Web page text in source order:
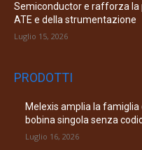
Semiconductor e rafforza la
ATE e della strumentazione
Luglio 15, 2026
PRODOTTI
Melexis amplia la
bobina singola senza
Luglio 16, 2026